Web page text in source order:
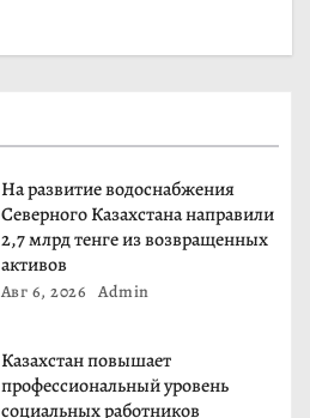
На развитие водоснабжения
Северного Казахстана направили
2,7 млрд тенге из возвращенных
активов
Авг 6, 2026 Admin
Казахстан повышает
профессиональный уровень
социальных работников